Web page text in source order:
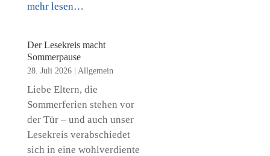
mehr lesen…
Der Lesekreis macht
Sommerpause
28. Juli 2026| Allgemein
Liebe Eltern, die
Sommerferien stehen vor
der Tür – und auch unser
Lesekreis verabschiedet
sich in eine wohlverdiente